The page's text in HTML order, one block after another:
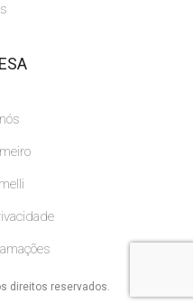
direitos reservados.